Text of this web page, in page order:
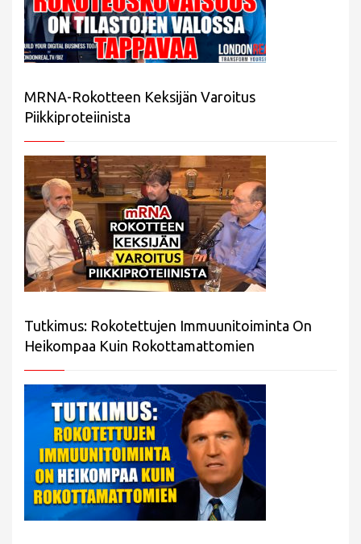
MRNA-Rokotteen Keksijän Varoitus
Piikkiproteiinista
Tutkimus: Rokotettujen Immuunitoiminta On
Heikompaa Kuin Rokottamattomien